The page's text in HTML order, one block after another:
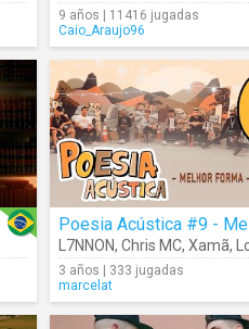
9 años | 11416 jugadas
Caio_Araujo96
L7NNON, Chris MC, Xamã,
3 años | 333 jugadas
marcelat